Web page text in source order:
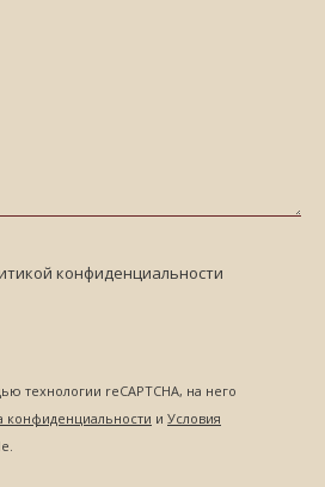
конфиденциальности
технологии reCAPTCHA, на него
конфиденциальности и Условия